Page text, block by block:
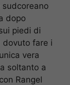
dopo
piedi di
dovuto fare i
vera
soltanto a
Rangel